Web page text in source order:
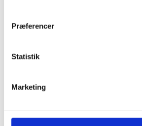
Præferencer
Statistik
Marketing
BL’s centrale kursus- og